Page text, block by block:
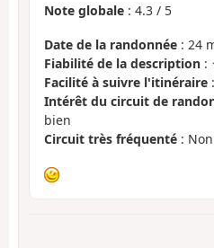
Note globale : 4.3 / 5
Date de la randonnée : 24
Fiabilité de la description :
Facilité à suivre l'itinéraire
Intérêt du circuit de
bien
Circuit très fréquenté : Non